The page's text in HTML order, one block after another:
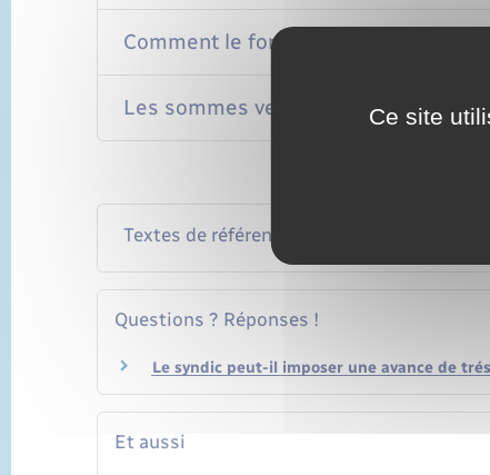
Comment le fonds de travaux est-il
Les sommes versées dans le fonds
Textes de référence
Questions ? Réponses !
Le syndic peut-il imposer une avance de
Et aussi
Ce site